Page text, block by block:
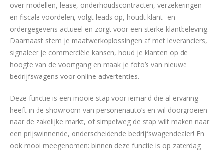
over modellen, lease, onderhoudscontracten, verzekeringen
en fiscale voordelen, volgt leads op, houdt klant- en
ordergegevens actueel en zorgt voor een sterke klantbeleving.
Daarnaast stem je maatwerkoplossingen af met leveranciers,
signaleer je commerciële kansen, houd je klanten op de
hoogte van de voortgang en maak je foto’s van nieuwe
bedrijfswagens voor online advertenties.
Deze functie is een mooie stap voor iemand die al ervaring
heeft in de showroom van personenauto’s en wil doorgroeien
naar de zakelijke markt, of simpelweg de stap wilt maken naar
een prijswinnende, onderscheidende bedrijfswagendealer! En
ook mooi meegenomen: binnen deze functie is op zaterdag